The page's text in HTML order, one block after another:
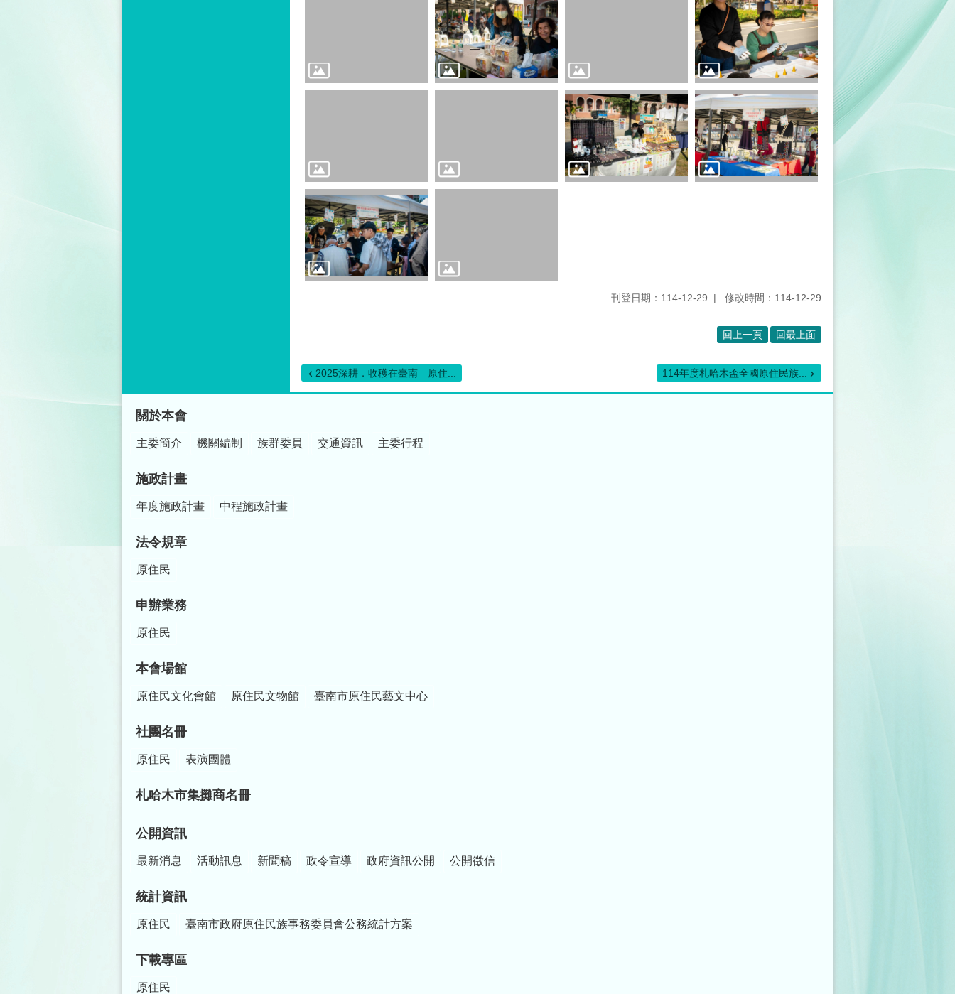
刊登日期：114-12-29 修改時間：114-12-29
回上一頁 回最上面
2025深耕．收穫在臺南—原住... 114年度札哈木盃全國原住民族...
關於本會
主委簡介 機關編制 族群委員 交通資訊 主委行程
施政計畫
年度施政計畫 中程施政計畫
法令規章
原住民
申辦業務
原住民
本會場館
原住民文化會館 原住民文物館 臺南市原住民藝文中心
社團名冊
原住民 表演團體
札哈木市集攤商名冊
公開資訊
最新消息 活動訊息 新聞稿 政令宣導 政府資訊公開 公開徵信
統計資訊
原住民 臺南市政府原住民族事務委員會公務統計方案
下載專區
原住民